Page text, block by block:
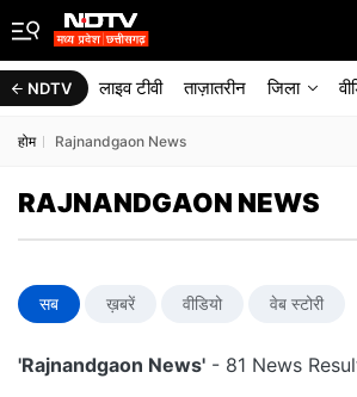
NDTV लाइव टीवी ताज़ातरीन जिला
होम Rajnandgaon News
RAJNANDGAON NEWS
सब ख़बरें वीडियो वेब स्टोरी
'Rajnandgaon News' - 81 News